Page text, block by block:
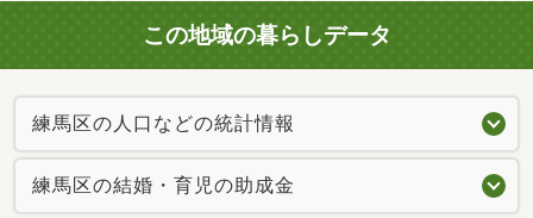
この地域の暮らしデータ
練馬区の人口などの統計情報
練馬区の結婚・育児の助成金